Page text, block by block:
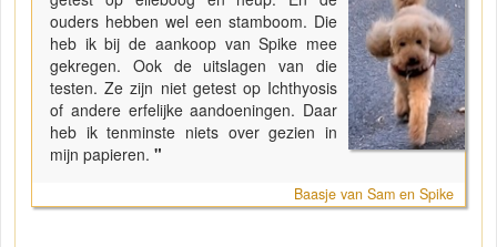
ouders hebben wel een stamboom. Die
heb ik bij de aankoop van Spike mee
gekregen. Ook de uitslagen van die
testen. Ze zijn niet getest op Ichthyosis
of andere erfelijke aandoeningen. Daar
heb ik tenminste niets over gezien in
mijn papieren. "
Baasje van Sam en Spike